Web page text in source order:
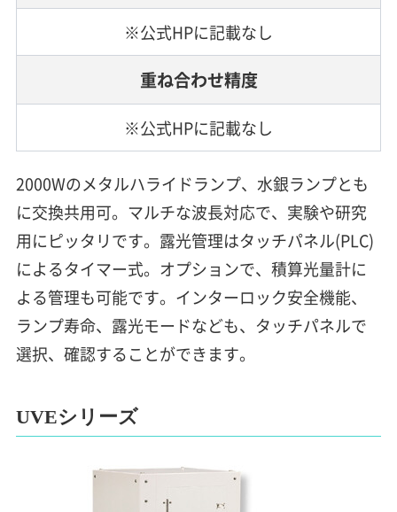
※公式HPに記載なし
重ね合わせ精度
※公式HPに記載なし
2000Wのメタルハライドランプ、水銀ランプとも
に交換共用可。マルチな波長対応で、実験や研究
用にピッタリです。露光管理はタッチパネル(PLC)
によるタイマー式。オプションで、積算光量計に
よる管理も可能です。インターロック安全機能、
ランプ寿命、露光モードなども、タッチパネルで
選択、確認することができます。
UVEシリーズ